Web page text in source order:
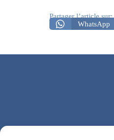
Partager l’article sur:
WhatsApp